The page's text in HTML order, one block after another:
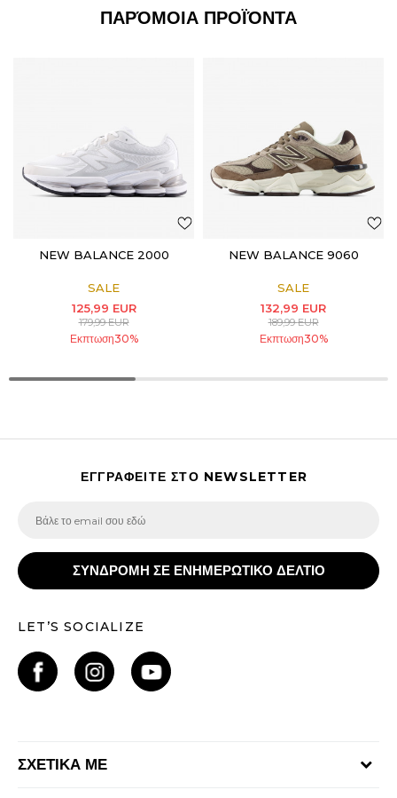
ΠΑΡΌΜΟΙΑ ΠΡΟΪΌΝΤΑ
NEW BALANCE 2000
SALE
125,99 EUR
179,99EUR
Εκπτωση30%
NEW BALANCE 9060
SALE
132,99 EUR
189,99EUR
Εκπτωση30%
ΕΓΓΡΑΦΕΙΤΕ ΣΤΟ NEWSLETTER
ΣΥΝΔΡΟΜΗ ΣΕ ΕΝΗΜΕΡΩΤΙΚΟ ΔΕΛΤΙΟ
LET’S SOCIALIZE
ΣΧΕΤΙΚΑ ΜΕ